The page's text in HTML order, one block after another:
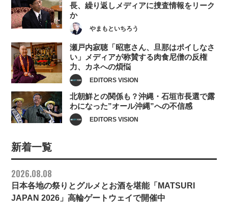
長、繰り返しメディアに捜査情報をリーク
か
やまもといちろう
瀬戸内寂聴「昭恵さん、旦那はポイしなさ
い」メディアが称賛する肉食尼僧の反権
力、カネへの煩悩
EDITORS VISION
北朝鮮との関係も？沖縄・石垣市長選で露
わになった”オール沖縄”への不信感
EDITORS VISION
新着一覧
2026.08.08
日本各地の祭りとグルメとお酒を堪能「MATSURI
JAPAN 2026」高輪ゲートウェイで開催中